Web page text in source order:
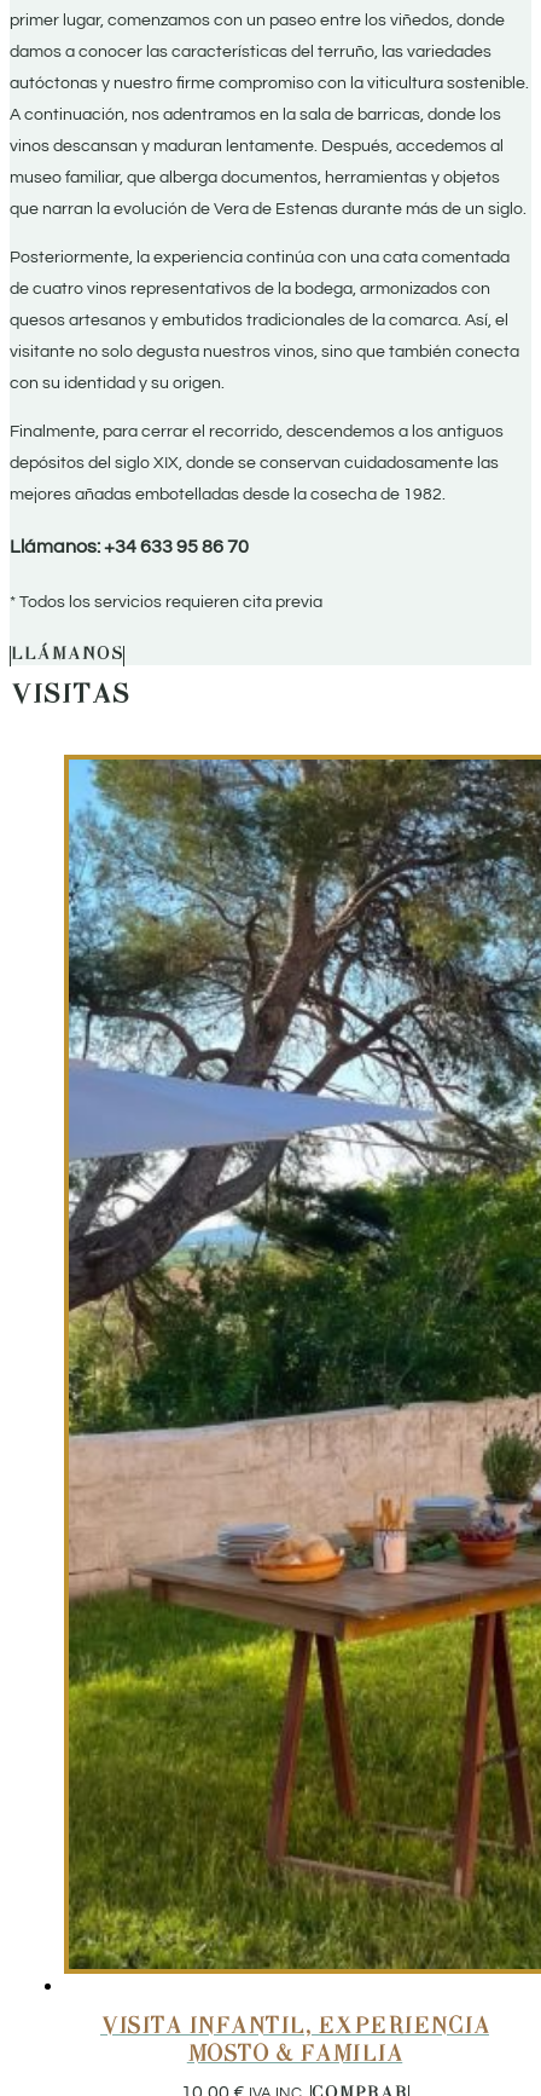
primer lugar, comenzamos con un paseo entre los viñedos, donde
damos a conocer las características del terruño, las variedades
autóctonas y nuestro firme compromiso con la viticultura sostenible.
A continuación, nos adentramos en la sala de barricas, donde los
vinos descansan y maduran lentamente. Después, accedemos al
museo familiar, que alberga documentos, herramientas y objetos
que narran la evolución de Vera de Estenas durante más de un siglo.
Posteriormente, la experiencia continúa con una cata comentada
de cuatro vinos representativos de la bodega, armonizados con
quesos artesanos y embutidos tradicionales de la comarca. Así, el
visitante no solo degusta nuestros vinos, sino que también conecta
con su identidad y su origen.
Finalmente, para cerrar el recorrido, descendemos a los antiguos
depósitos del siglo XIX, donde se conservan cuidadosamente las
mejores añadas embotelladas desde la cosecha de 1982.
Llámanos: +34 633 95 86 70
* Todos los servicios requieren cita previa
LLÁMANOS
VISITAS
VISITA INFANTIL, EXPERIENCIA
MOSTO & FAMILIA
10,00 €